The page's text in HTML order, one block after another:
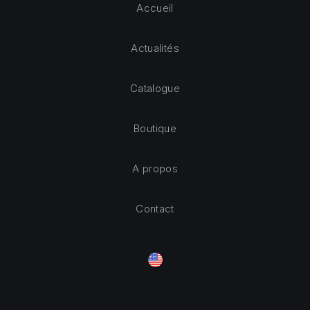
Accueil
Actualités
Catalogue
Boutique
A propos
Contact